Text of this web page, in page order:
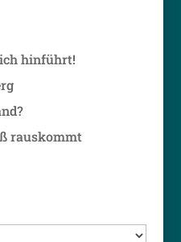
hinführt!
rauskommt